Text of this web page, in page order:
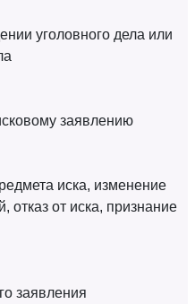
уголовного дела или
заявлению
иска, изменение
отказ от иска, признание
заявления